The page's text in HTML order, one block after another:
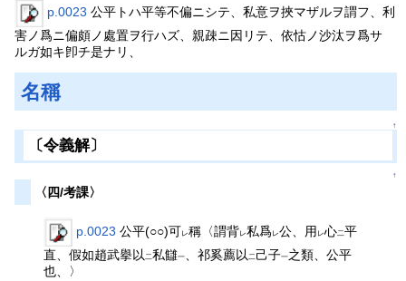
p.0023 公平トハ平等不偏ニシテ、私意ヲ挾マザルヲ謂フ、利
害ノ爲ニ偏頗ノ處置ヲ行ハズ、親疎ニ因リテ、依怙ノ沙汰ヲ爲サゞ
ルガ如キ卽チ是ナリ、
名稱
↑
〔令義解〕
↑
〈四/考課〉
p.0023 公平(○○)可レ稱〈謂背レ私爲レ公、用 レ心二平
直、假如趙武擧以二私讎一、祁奚薦以二己子一之類、公平
也、〉